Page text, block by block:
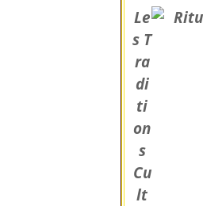
Le
s T
ra
di
ti
on
s
Cu
lt